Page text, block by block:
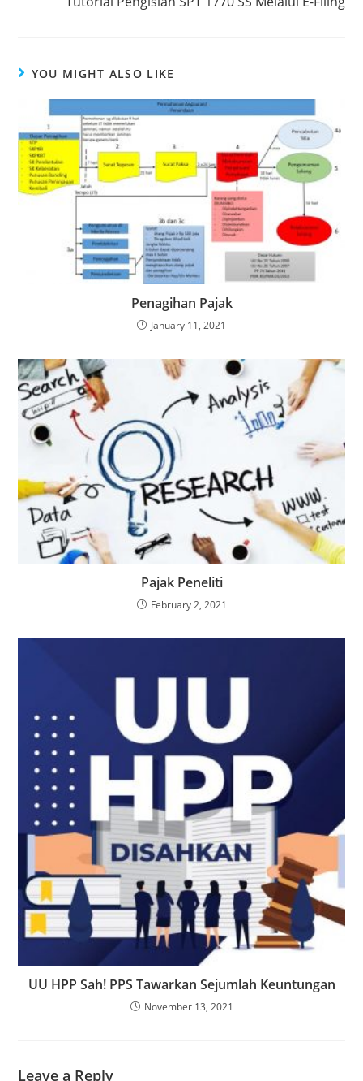
YOU MIGHT ALSO LIKE
Penagihan Pajak
January 11, 2021
Pajak Peneliti
February 2, 2021
UU HPP Sah! PPS Tawarkan Sejumlah Keuntungan
November 13, 2021
Leave a Reply